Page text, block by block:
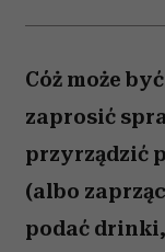
Cóż może
zaprosić
przyrządzić
(albo
podać drinki,